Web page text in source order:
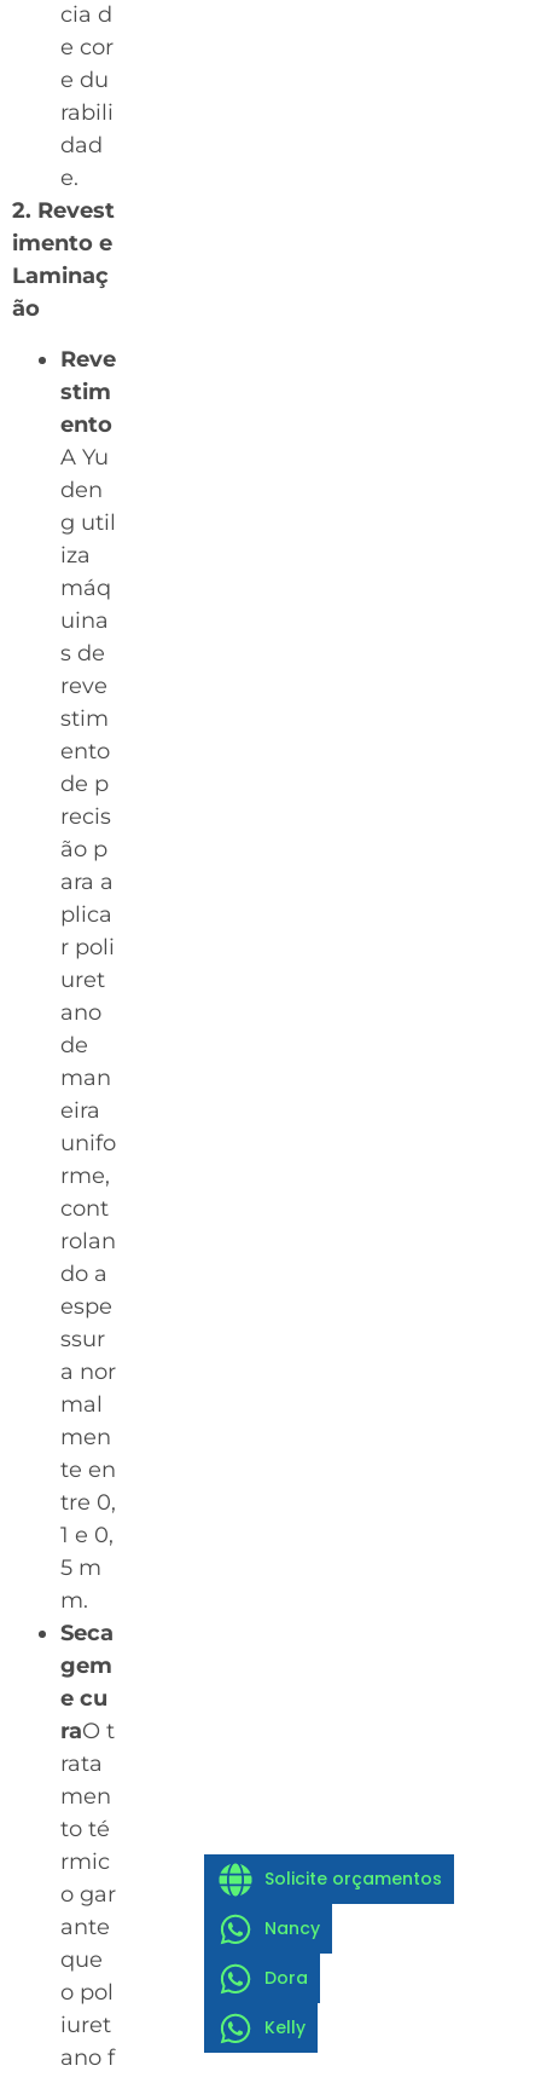
cia d
e cor
e du
rabili
dad
e.
2. Revest
imento e
Laminaç
ão
Reve
stim
ento
A Yu
den
g util
iza
máq
uina
s de
reve
stim
ento
de p
recis
ão p
ara a
plica
r poli
uret
ano
de
man
eira
unifo
rme,
cont
rolan
do a
espe
ssur
a nor
mal
men
te en
tre 0,
1 e 0,
5 m
m.
Seca
gem
e cu
raO t
rata
men
to té
rmic
o gar
ante
que
o pol
iuret
ano f
Solicite orçamentos
Nancy
Dora
Kelly